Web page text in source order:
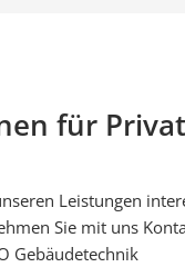
für
Leistungen
Sie mit uns
Gebäudetechnik